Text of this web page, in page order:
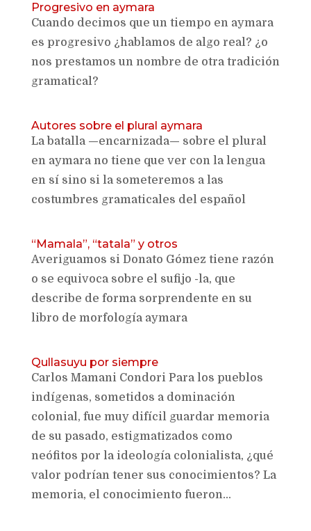
Progresivo en aymara
Cuando decimos que un tiempo en aymara
es progresivo ¿hablamos de algo real? ¿o
nos prestamos un nombre de otra tradición
gramatical?
Autores sobre el plural aymara
La batalla —encarnizada— sobre el plural
en aymara no tiene que ver con la lengua
en sí sino si la someteremos a las
costumbres gramaticales del español
“Mamala”, “tatala” y otros
Averiguamos si Donato Gómez tiene razón
o se equivoca sobre el sufijo -la, que
describe de forma sorprendente en su
libro de morfología aymara
Qullasuyu por siempre
Carlos Mamani Condori Para los pueblos
indígenas, sometidos a dominación
colonial, fue muy difícil guardar memoria
de su pasado, estigmatizados como
neófitos por la ideología colonialista, ¿qué
valor podrían tener sus conocimientos? La
memoria, el conocimiento fueron...